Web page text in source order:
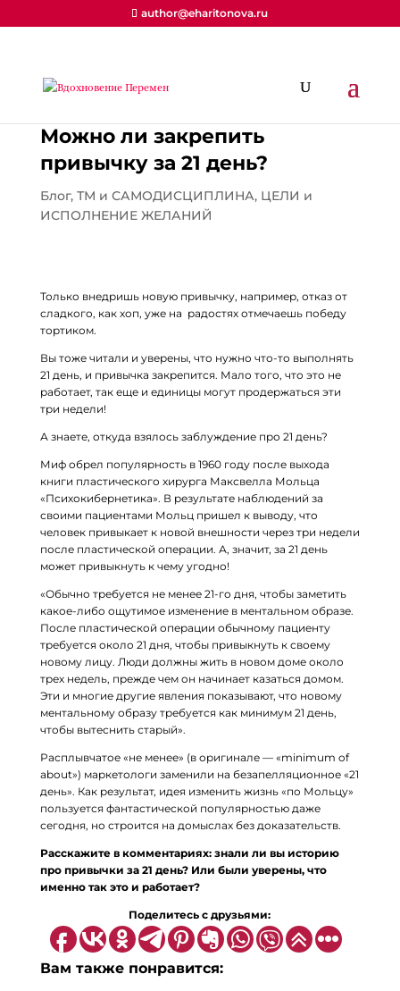
author@eharitonova.ru
Можно ли закрепить
привычку за 21 день?
Блог, ТМ и САМОДИСЦИПЛИНА, ЦЕЛИ и
ИСПОЛНЕНИЕ ЖЕЛАНИЙ
Только внедришь новую привычку, например, отказ от
сладкого, как хоп, уже на радостях отмечаешь победу
тортиком.
Вы тоже читали и уверены, что нужно что-то выполнять
21 день, и привычка закрепится. Мало того, что это не
работает, так еще и единицы могут продержаться эти
три недели!
А знаете, откуда взялось заблуждение про 21 день?
Миф обрел популярность в 1960 году после выхода
книги пластического хирурга Максвелла Мольца
«Психокибернетика». В результате наблюдений за
своими пациентами Мольц пришел к выводу, что
человек привыкает к новой внешности через три недели
после пластической операции. А, значит, за 21 день
может привыкнуть к чему угодно!
«Обычно требуется не менее 21-го дня, чтобы заметить
какое-либо ощутимое изменение в ментальном образе.
После пластической операции обычному пациенту
требуется около 21 дня, чтобы привыкнуть к своему
новому лицу. Люди должны жить в новом доме около
трех недель, прежде чем он начинает казаться домом.
Эти и многие другие явления показывают, что новому
ментальному образу требуется как минимум 21 день,
чтобы вытеснить старый».
Расплывчатое «не менее» (в оригинале — «minimum of
about») маркетологи заменили на безапелляционное «21
день». Как результат, идея изменить жизнь «по Мольцу»
пользуется фантастической популярностью даже
сегодня, но строится на домыслах без доказательств.
Расскажите в комментариях: знали ли вы историю
про привычки за 21 день? Или были уверены, что
именно так это и работает?
Поделитесь с друзьями:
Вам также понравится: